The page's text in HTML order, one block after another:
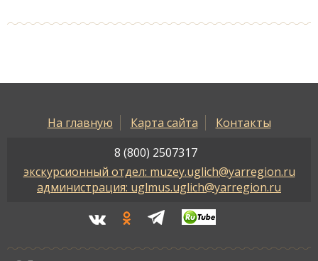
На главную Карта сайта
Контакты
8 (800) 2507317
экскурсионный отдел: muzey.uglich@yarregion.ru
администрация: uglmus.uglich@yarregion.ru